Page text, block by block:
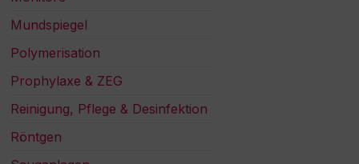
Mundspiegel
Polymerisation
Prophylaxe & ZEG
Reinigung, Pflege & Desinfektion
Röntgen